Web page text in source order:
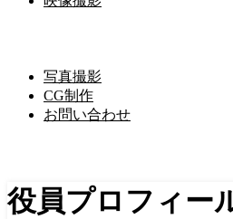
写真撮影
CG制作
お問い合わせ
役員プロフィー